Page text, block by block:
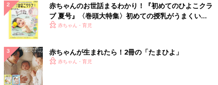
息子が生後半年くらいの頃、なかなか泣き止まず何をしてもダメ
で、あまりにも大きな泣き声だったので、これはもう記念に撮影
しておこうと思い、スマホで少しだけ動画を撮っておいたことが
ありました。
その後、泣くのに飽きたのか、何事もなかったように泣き止んで
寝た息子だったのですが、このときの泣き声の動画を、今でも頻
繁に見返しています。
赤ちゃんのお世話まるわかり！『初めてのひよこクラ
ブ 夏号』〈巻頭大特集〉初めての授乳がうまくい
く！ おっぱい・ミルクの基本と夏のトラブル 解決テ
赤ちゃん・育児
赤ちゃんが生まれたら！2冊の「たまひよ」
赤ちゃん・育児